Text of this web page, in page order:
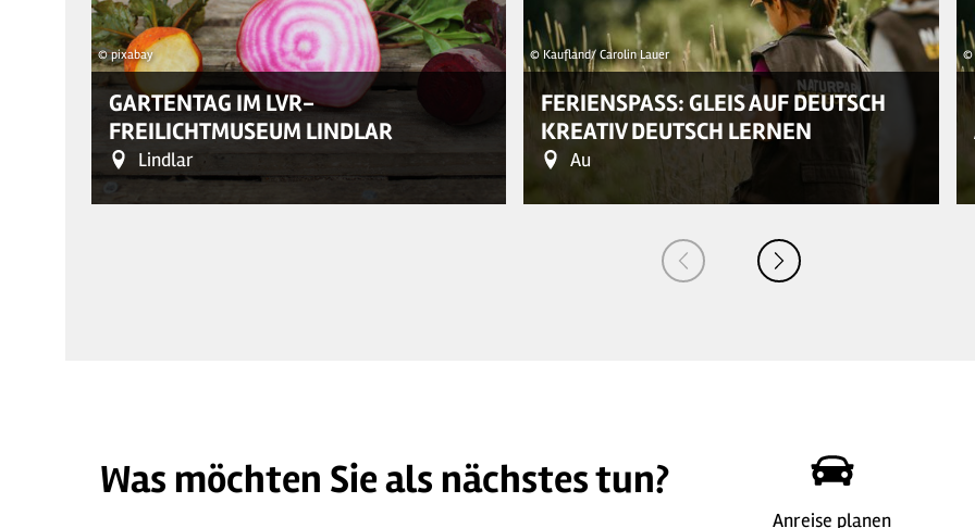
© pixabay
GARTENTAG IM LVR-
FREILICHTMUSEUM LINDLAR
Lindlar
© pixabay
© Kaufland/ Carolin Lauer
FERIENSPASS: GLEIS AUF DEUTSCH
KREATIV DEUTSCH LERNEN
Au
©
Was möchten Sie als nächstes tun?
Anreise planen